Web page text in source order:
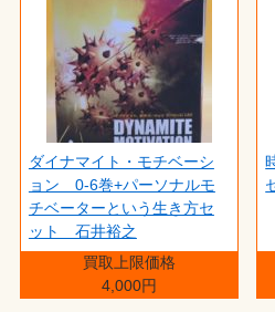
ダイナマイト・モチベーシ
ョン 0-6巻+パーソナルモ
チベーターという生き方セ
ット 石井裕之
買取上限価格
4,000円